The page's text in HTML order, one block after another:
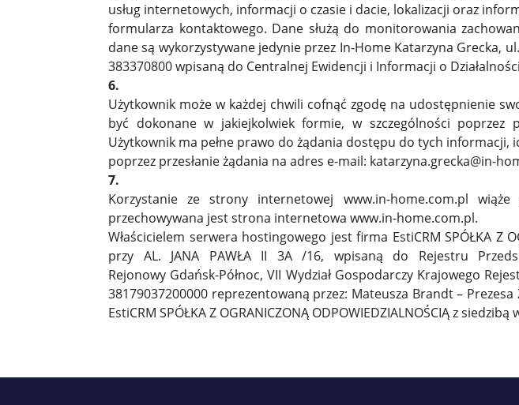
usług internetowych, informacji o czasie i dacie, lokalizacji oraz
formularza kontaktowego. Dane służą do monitorowania
dane są wykorzystywane jedynie przez In-Home Katarzyna Grecka,
383370800 wpisaną do Centralnej Ewidencji i Informacji o
6.
Użytkownik może w każdej chwili cofnąć zgodę na udostępnienie
być dokonane w jakiejkolwiek formie, w szczególności poprzez
Użytkownik ma pełne prawo do żądania dostępu do tych
poprzez przesłanie żądania na adres e-mail: katarzyna.grecka@in-
7.
Korzystanie ze strony internetowej www.in-home.com.pl
przechowywana jest strona internetowa www.in-home.com.pl.
Właścicielem serwera hostingowego jest firma EstiCRM SPÓŁKA Z
przy AL. JANA PAWŁA II 3A /16, wpisaną do Rejestru
Rejonowy Gdańsk-Północ, VII Wydział Gospodarczy Krajowego
38179037200000 reprezentowaną przez: Mateusza Brandt –
EstiCRM SPÓŁKA Z OGRANICZONĄ ODPOWIEDZIALNOŚCIĄ z